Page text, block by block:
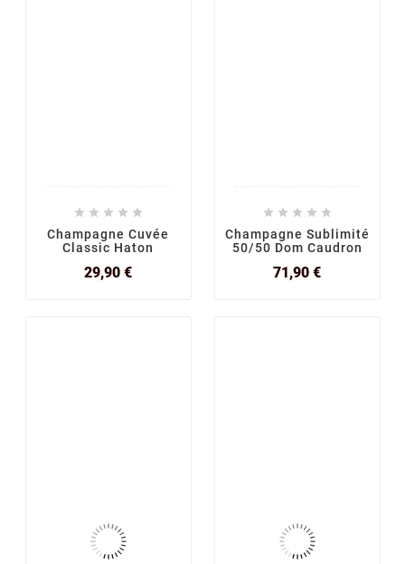
    
Champagne Cuvée
Classic Haton
29,90 €Prix
    
Champagne Sublimité
50/50 Dom Caudron
71,90 €Prix